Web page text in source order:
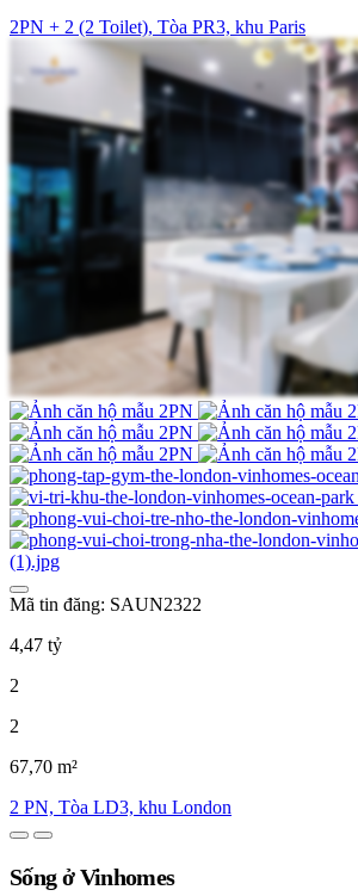
2PN + 2 (2 Toilet), Tòa PR3, khu Paris
Mã tin đăng: SAUN2322
4,47 tỷ
2
2
67,70 m²
2 PN, Tòa LD3, khu London
Sống ở Vinhomes